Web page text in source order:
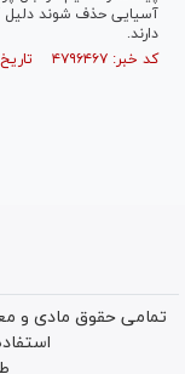
آسیایی حذف شوند دلیل
دارند.
کد خبر: ۴۷۹۶۴۶۷ تاریخ انتشار : ۱۴۰۳/۰۷/۱۳
تمامی حقوق مادی و